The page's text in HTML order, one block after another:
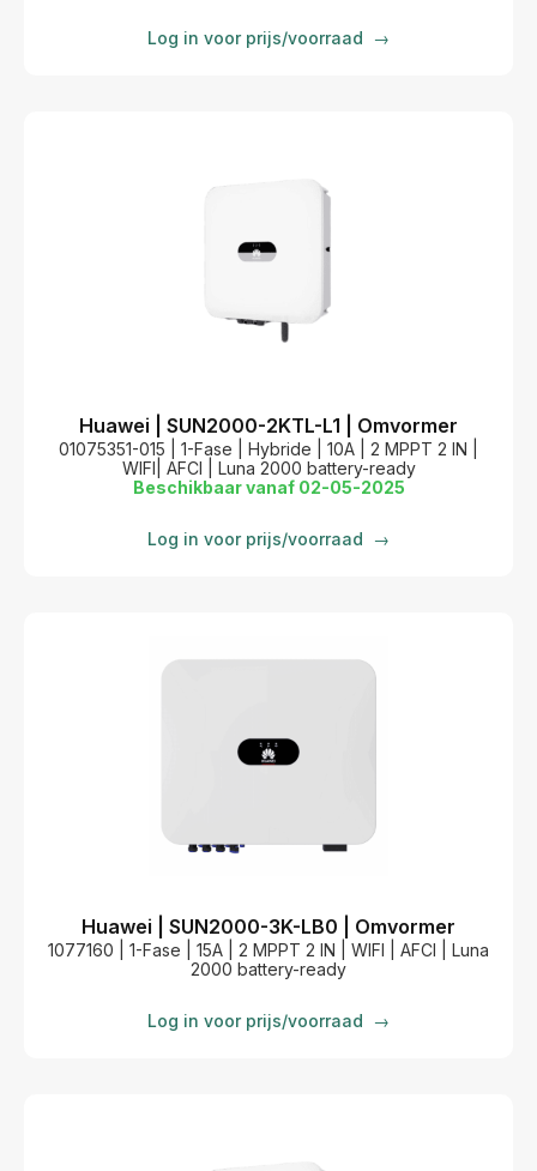
Log in voor prijs/voorraad →
Huawei | SUN2000-2KTL-L1 | Omvormer
01075351-015 | 1-Fase | Hybride | 10A | 2 MPPT 2 IN |
WIFI| AFCI | Luna 2000 battery-ready
Beschikbaar vanaf 02-05-2025
Log in voor prijs/voorraad →
Huawei | SUN2000-3K-LB0 | Omvormer
1077160 | 1-Fase | 15A | 2 MPPT 2 IN | WIFI | AFCI | Luna
2000 battery-ready
Log in voor prijs/voorraad →